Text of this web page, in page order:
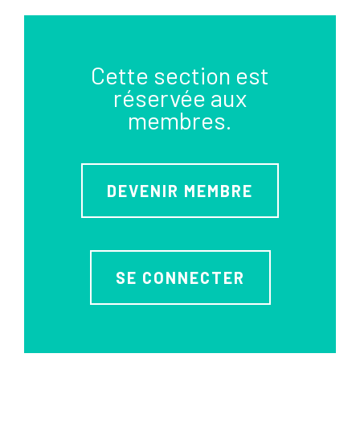
Cette section est
réservée aux
membres.
DEVENIR MEMBRE
SE CONNECTER